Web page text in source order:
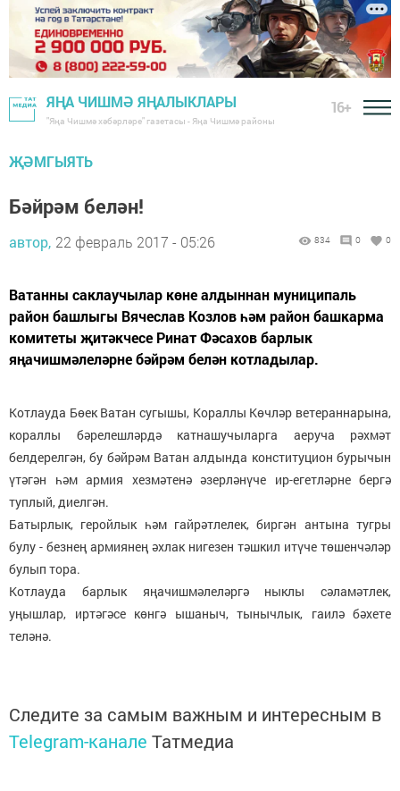
ЯҢА ЧИШМӘ ЯҢАЛЫКЛАРЫ
"Яңа Чишмә хәбәрләре" газетасы - Яңа Чишмә районы
16+
ҖӘМГЫЯТЬ
Бәйрәм белән!
автор, 22 февраль 2017 - 05:26 834 0 0
Ватанны саклаучылар көне алдыннан муниципаль
район башлыгы Вячеслав Козлов һәм район башкарма
комитеты җитәкчесе Ринат Фәсахов барлык
яңачишмәлеләрне бәйрәм белән котладылар.
Котлауда Бөек Ватан сугышы, Кораллы Көчләр ветераннарына,
кораллы бәрелешләрдә катнашучыларга аеруча рәхмәт
белдерелгән, бу бәйрәм Ватан алдында конституцион бурычын
үтәгән һәм армия хезмәтенә әзерләнүче ир-егетләрне бергә
туплый, диелгән.
Батырлык, геройлык һәм гайрәтлелек, биргән антына тугры
булу - безнең армиянең әхлак нигезен тәшкил итүче төшенчәләр
булып тора.
Котлауда барлык яңачишмәлеләргә ныклы сәламәтлек,
уңышлар, иртәгәсе көнгә ышаныч, тынычлык, гаилә бәхете
теләнә.
Следите за самым важным и интересным в
Telegram-канале Татмедиа